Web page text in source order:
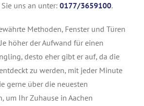
uns an unter: 0177/3659100.
Methoden, Fenster und Türen
höher der Aufwand für einen
desto eher gibt er auf, da die
zu werden, mit jeder Minute
gerne über die neuesten
um Ihr Zuhause in Aachen